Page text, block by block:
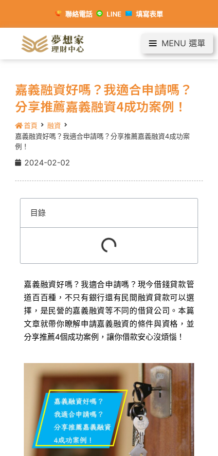
聯絡電話 LINE 填寫表單
MENU 選單
嘉義融資好嗎？我適合申請嗎？
分享推薦嘉義融資4成功案例！
首頁
融資
嘉義融資好嗎？我適合申請嗎？分享推薦嘉義融資4成功案
例！
2024-02-02
目錄
嘉義融資好嗎？我適合申請嗎？現今借錢貸款管
道百百種，不只有銀行還有民間融資貸款可以選
擇，是民營的嘉義融資等不同的借貸公司。本篇
文章就帶你瞭解申請嘉義融資的條件與資格，並
分享推薦4個成功案例，讓你借款安心沒煩惱！